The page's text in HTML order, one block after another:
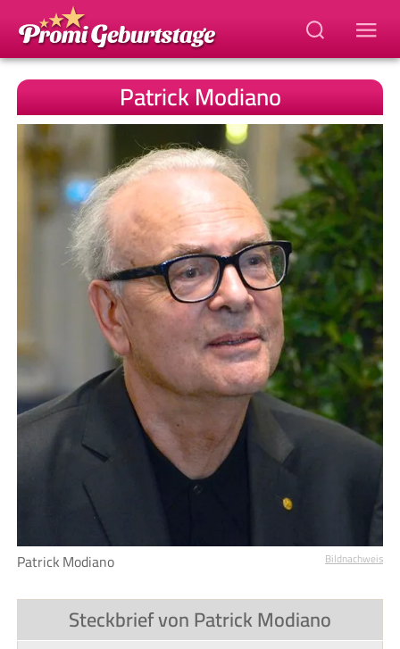
Patrick Modiano
Patrick Modiano Bildnachweis
Steckbrief von Patrick Modiano